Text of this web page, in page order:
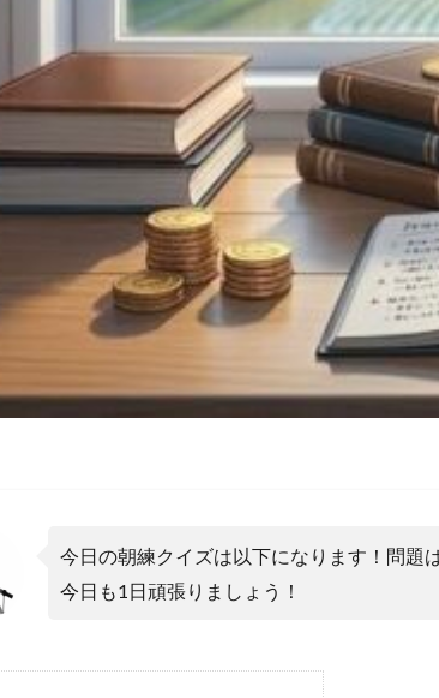
今日の朝練クイズは以下になります！問題
今日も1日頑張りましょう！